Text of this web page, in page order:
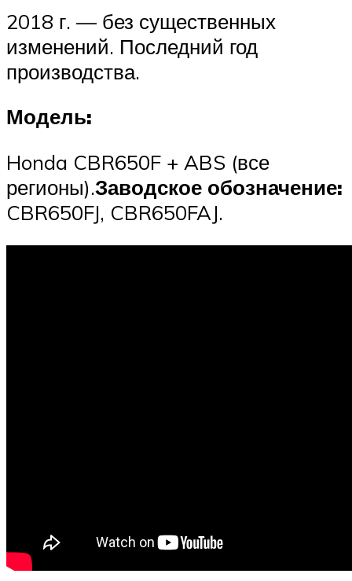
2018 г. — без существенных
изменений. Последний год
производства.
Модель:
Honda CBR650F + ABS (все
регионы).Заводское обозначение:
CBR650FJ, CBR650FAJ.